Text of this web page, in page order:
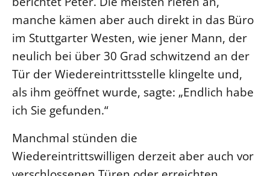
manche kämen aber auch direkt in das Büro
im Stuttgarter Westen, wie jener Mann, der
neulich bei über 30 Grad schwitzend an der
Tür der Wiedereintrittsstelle klingelte und,
als ihm geöffnet wurde, sagte: „Endlich habe
ich Sie gefunden.“
Manchmal stünden die
Wiedereintrittswilligen derzeit aber auch vor
Kunstreferat
NKVK
Öffentlichkeitsarbeit
Personalausschuss
Recht
Terminstundenplaner